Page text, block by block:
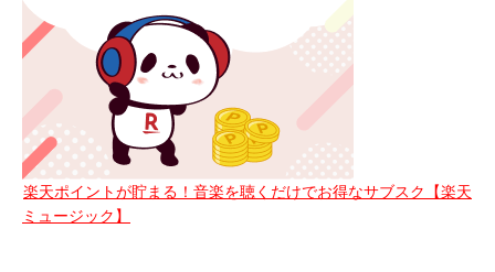
楽天ポイントが貯まる！音楽を聴くだけでお得なサブスク【楽天
ミュージック】